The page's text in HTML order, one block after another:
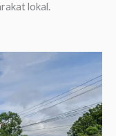
lokal.